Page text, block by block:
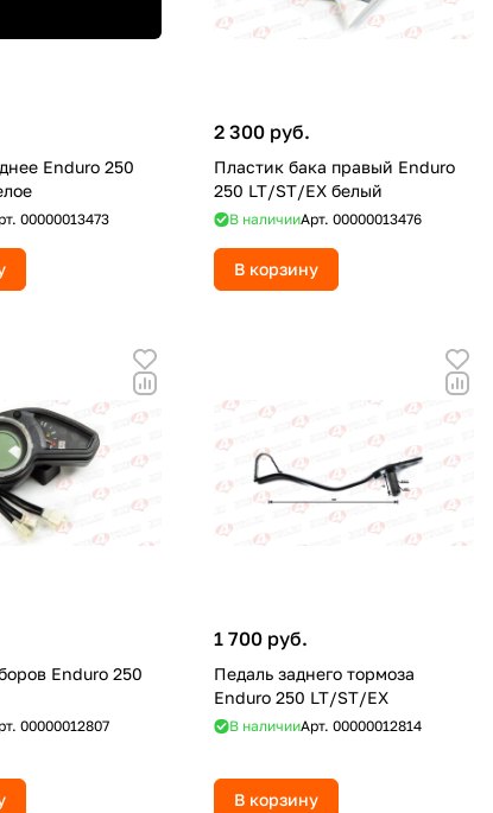
Enduro 250
00000013473
2 300 руб.
Пластик бака правый Enduro
250 LT/ST/EX белый
В наличииАрт. 00000013476
В корзину
Enduro 250
00000012807
1 700 руб.
Педаль заднего тормоза
Enduro 250 LT/ST/EX
В наличииАрт. 00000012814
В корзину